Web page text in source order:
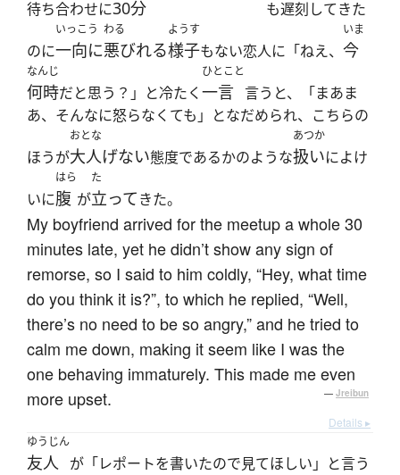
待ち合わせに30分 も遅刻してきた
のに
いっこう
一向に
わる
悪びれる
ようす
様子もない恋人に「ねえ、
いま
今
なんじ
何時だと思う？」と冷たく
ひとこと
一言 言うと、「まあま
あ、そんなに怒らなくても」となだめられ、こちらの
ほうが
おとな
大人げない態度であるかのような
あつか
扱いによけ
いに
はら
腹 が
た
立ってきた。
My boyfriend arrived for the meetup a whole 30
minutes late, yet he didn’t show any sign of
remorse, so I said to him coldly, “Hey, what time
do you think it is?”, to which he replied, “Well,
there’s no need to be so angry,” and he tried to
calm me down, making it seem like I was the
one behaving immaturely. This made me even
more upset.
— Jreibun
Details ▸
ゆうじん
友人 が「レポートを書いたので見てほしい」と言う